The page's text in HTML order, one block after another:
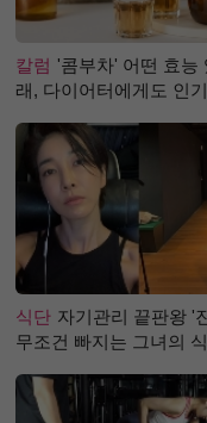
칼럼 '콤부차' 어떤 효능
래, 다이어터에게도 인
식단 자기관리 끝판왕 '
무조건 빠지는 그녀의